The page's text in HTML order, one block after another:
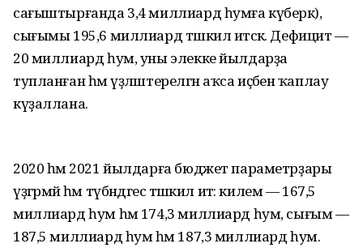
сағыштырғанда 3,4 миллиард һумға күберәк),
сығымы 195,6 миллиард тәшкил итәсәк. Дефицит —
20 миллиард һум, уны элекке йылдарҙа
тупланған һәм үҙләштерелгән аҡса иҫәбенә ҡаплау
күҙаллана.
2020 һәм 2021 йылдарға бюджет параметрҙары
үҙгәрмәй һәм түбәндәгесә тәшкил итә: килем — 167,5
миллиард һум һәм 174,3 миллиард һум, сығым —
187,5 миллиард һум һәм 187,3 миллиард һум.